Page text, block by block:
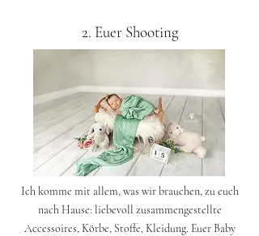
2. Euer Shooting
Ich komme mit allem, was wir brauchen, zu euch
nach Hause: liebevoll zusammengestellte
Accessoires, Körbe, Stoffe, Kleidung. Euer Baby